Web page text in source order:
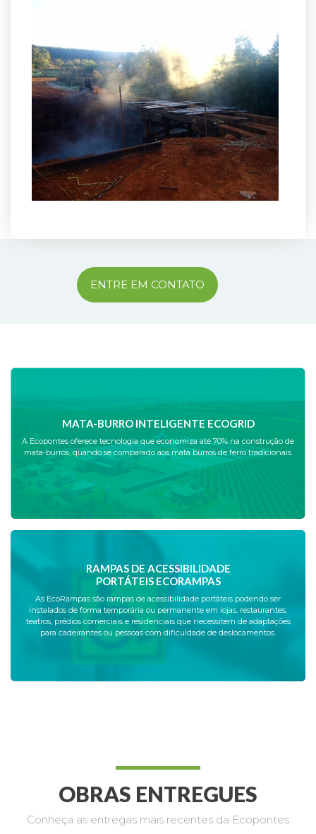
ENTRE EM CONTATO
MATA-BURRO INTELIGENTE ECOGRID
A Ecopontes oferece tecnologia que economiza até 70% na construção de
mata-burros, quando se comparado aos mata burros de ferro tradicionais.
RAMPAS DE ACESSIBILIDADE
PORTÁTEIS ECORAMPAS
As EcoRampas são rampas de acessibilidade portáteis podendo ser
instalados de forma temporária ou permanente em lojas, restaurantes,
teatros, prédios comerciais e residenciais que necessitem de adaptações
para cadeirantes ou pessoas com dificuldade de deslocamentos.
OBRAS ENTREGUES
Conheça as entregas mais recentes da Ecopontes